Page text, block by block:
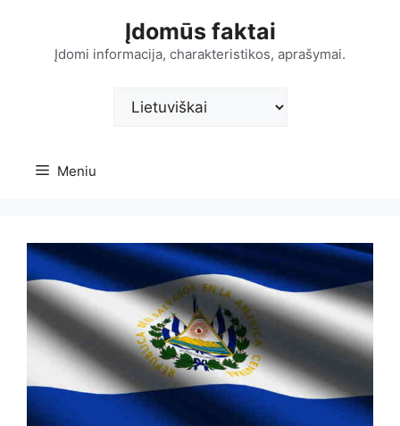
Įdomūs faktai
Įdomi informacija, charakteristikos, aprašymai.
Pasirinkite
kalbą
Meniu